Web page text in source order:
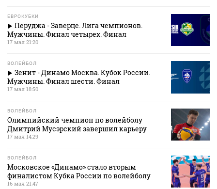
ЕВРОКУБКИ
Перуджа - Заверце. Лига чемпионов.
Мужчины. Финал четырех. Финал
17 мая 21:20
ВОЛЕЙБОЛ
Зенит - Динамо Москва. Кубок России.
Мужчины. Финал шести. Финал
17 мая 18:50
ВОЛЕЙБОЛ
Олимпийский чемпион по волейболу
Дмитрий Мусэрский завершил карьеру
17 мая 14:29
ВОЛЕЙБОЛ
Московское «Динамо» стало вторым
финалистом Кубка России по волейболу
16 мая 21:47